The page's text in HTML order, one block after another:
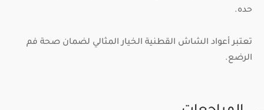
حده.
تعتبر أعواد الشاش القطنية الخيار المثالي لضمان صحة فم
الرضع.